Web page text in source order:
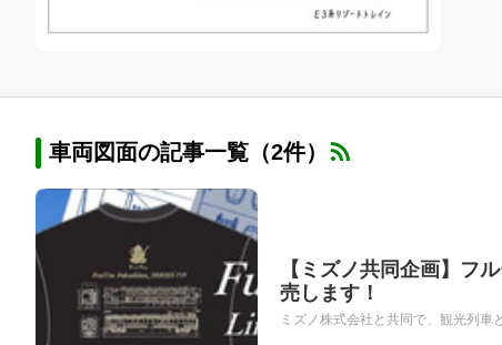
車両図面の記事一覧（2件）
【ミズノ共同企画】フ
売します！
ミズノ株式会社と共同で、観光列